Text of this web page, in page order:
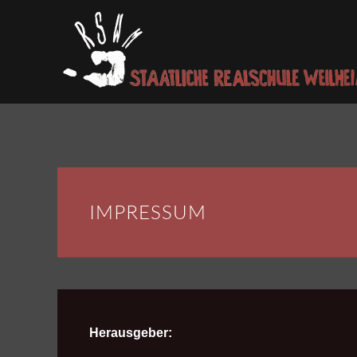
Skip to main content
IMPRESSUM
Herausgeber: